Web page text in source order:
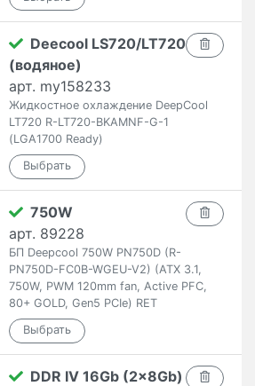
Deecool LS720/LT720
(водяное)
арт. my158233
Жидкостное охлаждение DeepCool
LT720 R-LT720-BKAMNF-G-1
(LGA1700 Ready)
750W
арт. 89228
БП Deepcool 750W PN750D (R-
PN750D-FC0B-WGEU-V2) (ATX 3.1,
750W, PWM 120mm fan, Active PFC,
80+ GOLD, Gen5 PCIe) RET
DDR IV 16Gb (2x8Gb)